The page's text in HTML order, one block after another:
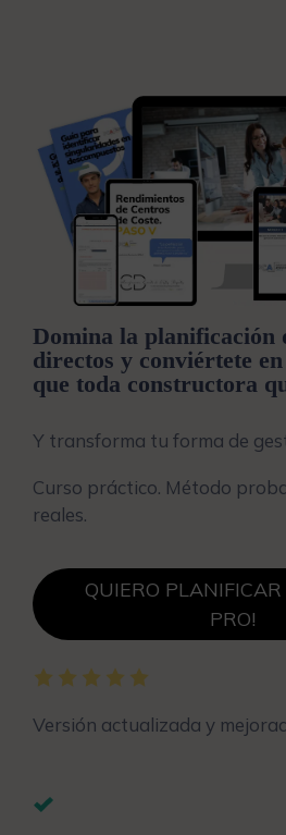
Domina la planificación
directos y conviértete
que toda constructora
Y transforma tu forma de
Curso práctico. Método
reales.
QUIERO
PRO!
Versión actualizada y